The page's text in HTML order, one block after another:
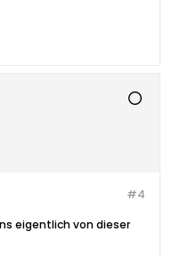
#4
eigentlich von dieser